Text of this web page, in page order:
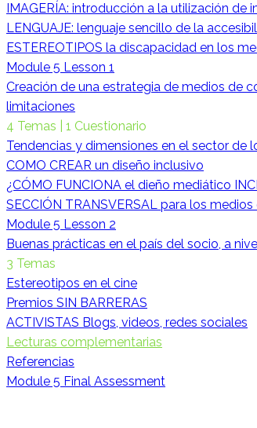
IMAGERÍA: introducción a la utilización de
LENGUAJE: lenguaje sencillo de la
ESTEREOTIPOS la discapacidad en los
Module 5 Lesson 1
Creación de una estrategia de medios de
limitaciones
4 Temas
1 Cuestionario
Tendencias y dimensiones en el sector de
COMO CREAR un diseño inclusivo
¿CÓMO FUNCIONA el dieño mediático
SECCIÓN TRANSVERSAL para los
Module 5 Lesson 2
Buenas prácticas en el país del socio, a
3 Temas
Estereotipos en el cine
Premios SIN BARRERAS
ACTIVISTAS Blogs, videos, redes sociales
Lecturas complementarias
Referencias
Module 5 Final Assessment